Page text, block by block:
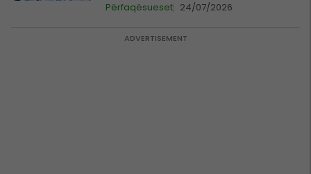
Përfaqësueset 24/07/2026